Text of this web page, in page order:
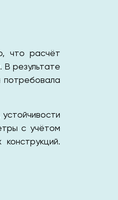
что расчёт
В результате
потребовала
с учётом